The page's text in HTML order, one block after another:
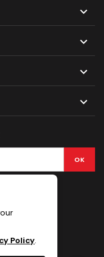




Policy.